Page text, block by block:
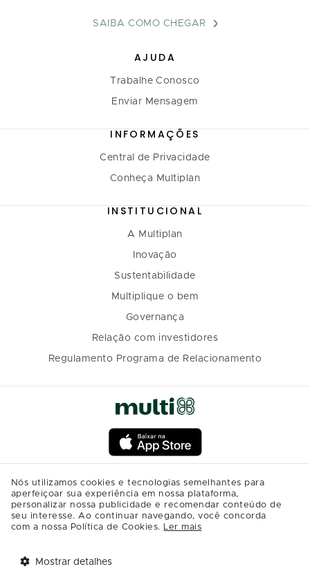
SAIBA COMO CHEGAR
AJUDA
Trabalhe Conosco
Enviar Mensagem
INFORMAÇÕES
Central de Privacidade
Conheça Multiplan
INSTITUCIONAL
A Multiplan
Inovação
Sustentabilidade
Multiplique o bem
Governança
Relação com investidores
Regulamento Programa de Relacionamento
Nós utilizamos cookies e tecnologias semelhantes para
aperfeiçoar sua experiência em nossa plataforma,
personalizar nossa publicidade e recomendar conteúdo de
seu interesse. Ao continuar navegando, você concorda
com a nossa Política de Cookies. Ler mais
Mostrar detalhes